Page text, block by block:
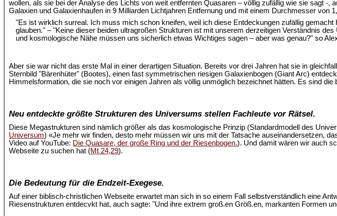
wollen, als sie bei der Analyse des Lichts von weit entfernten Quasaren – völlig zufällig wie sie sagt
Galaxien und Galaxienhaufen in 9 Milliarden Lichtjahren Entfernung und mit einem Durchmesser von
"Es ist wirklich surreal. Ich muss mich schon kneifen, weil ich diese Entdeckungen zufällig
glauben." – "Keine dieser beiden ultragroßen Strukturen ist mit unserem derzeitigen Verständnis
und kosmologische Nähe müssen uns sicherlich etwas Wichtiges sagen – aber was genau?" so
Aber sie war nicht das erste Mal in einer derartigen Situation. Bereits vor drei Jahren hat sie in
Sternbild "Bärenhüter" (Bootes), einen fast symmetrischen riesigen Galaxienbogen (Giant Arc)
Himmelsformation, die sie noch vor einigen Jahren als völlig unmöglich bezeichnet hätten. Es sind
Neu entdeckte größte Strukturen des Universums stellen Fachleute vor Rätsel.
Diese Megastrukturen sind nämlich größer als das kosmologische Prinzip (Standardmodell des
Universum) «Je mehr wir finden, desto mehr müssen wir uns mit der Tatsache auseinandersetzen,
Video auf YouTube: Die Quasare, der große Ring und der Riesenbogen.). Und damit wären wir auch
Webseite zu suchen hat (Mt 24,29).
Die Bedeutung für die Endzeit-Exegese.
Auf einer biblisch-christlichen Webseite erwartet man sich in so einem Fall selbstverständlich eine
Riesenstrukturen entdecvkt hat, auch sagte: "Und ihre extrem groß.en Größ.en, markanten Formen